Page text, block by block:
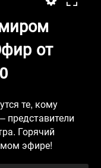
от
те, кому
представители
Горячий
эфире!